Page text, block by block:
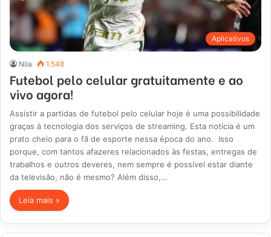
Aplicativos
Nila 1.548
Futebol pelo celular gratuitamente e ao
vivo agora!
Assistir a partidas de futebol pelo celular hoje é uma possibilidade
graças à tecnologia dos serviços de streaming. Esta notícia é um
prato cheio para o fã de esporte nessa época do ano. Isso
porque, com tantos afazeres relacionados às festas, entregas de
trabalhos e outros deveres, nem sempre é possível estar diante
da televisão, não é mesmo? Além disso,…
Leia mais »